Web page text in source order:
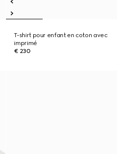
T-shirt pour enfant en coton avec
imprimé
€ 230